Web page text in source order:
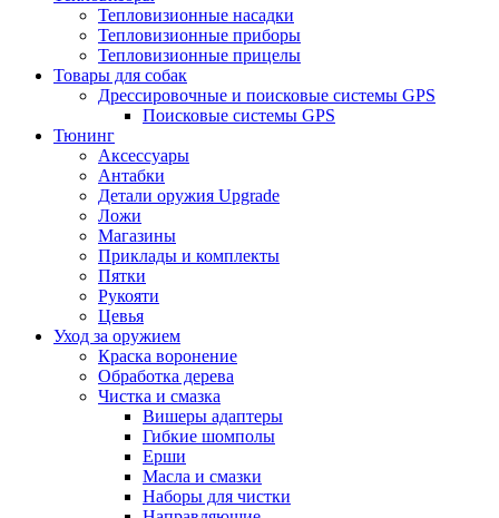
Тепловизионные насадки
Тепловизионные приборы
Тепловизионные прицелы
Товары для собак
Дрессировочные и поисковые системы GPS
Поисковые системы GPS
Тюнинг
Аксессуары
Антабки
Детали оружия Upgrade
Ложи
Магазины
Приклады и комплекты
Пятки
Рукояти
Цевья
Уход за оружием
Краска воронение
Обработка дерева
Чистка и смазка
Вишеры адаптеры
Гибкие шомполы
Ерши
Масла и смазки
Наборы для чистки